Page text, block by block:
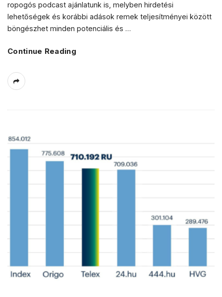
ropogós podcast ajánlatunk is, melyben hirdetési
lehetőségek és korábbi adások remek teljesítményei között
böngészhet minden potenciális és …
Continue Reading